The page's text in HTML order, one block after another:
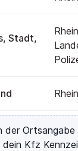
Stadt,
der
Kfz